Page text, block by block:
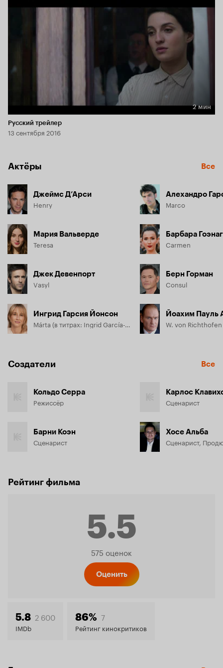
Длительность 2 мин
2 мин
Русский трейлер
13 сентября 2016
Актёры Все
Джеймс Д’Арси
Henry
Мария Вальверде
Teresa
Джек Девенпорт
Vasyl
Ингрид Гарсия Йонсон
Алехандро
Marco
Барбара
Carmen
Берн Горман
Consul
Йоахим Пауль
Создатели Все
Кольдо Серра
Режиссёр
Барни Коэн
Сценарист
Карлос
Сценарист
Хосе Альба
Сценарист,
Рейтинг фильма
5.5
Рейтинг
5.5
575 оценок
Оценить
5.8 2 600
IMDb
86% 7
Рейтинг кинокритиков